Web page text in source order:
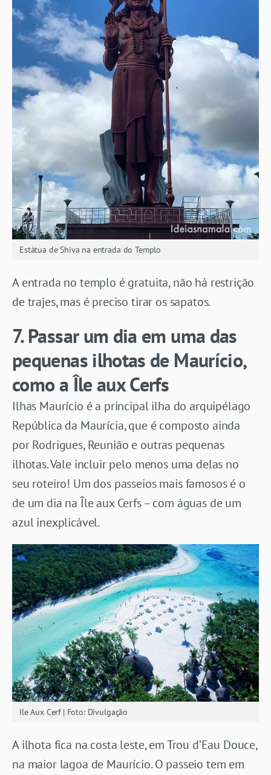
Estátua de Shiva na entrada do Templo
A entrada no templo é gratuita, não há restrição
de trajes, mas é preciso tirar os sapatos.
7. Passar um dia em uma das
pequenas ilhotas de Maurício,
como a Île aux Cerfs
Ilhas Maurício é a principal ilha do arquipélago
República da Maurícia, que é composto ainda
por Rodrigues, Reunião e outras pequenas
ilhotas. Vale incluir pelo menos uma delas no
seu roteiro! Um dos passeios mais famosos é o
de um dia na Île aux Cerfs – com águas de um
azul inexplicável.
Ile Aux Cerf | Foto: Divulgação
A ilhota fica na costa leste, em Trou d’Eau Douce,
na maior lagoa de Maurício. O passeio tem em